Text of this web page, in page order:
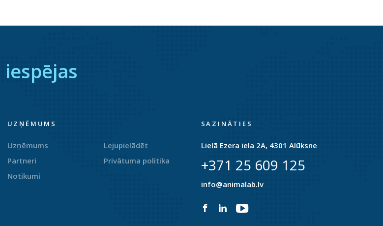
iespējas
UZŅĒMUMS
Uzņēmums
Partneri
Notikumi
Lejupielādēt
Privātuma politika
SAZINĀTIES
Lielā Ezera iela 2A, 4301 Alūksne
+371 25 609 125
info@animalab.lv